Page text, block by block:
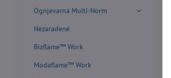
Ognjevarna Multi-Norm
Nezaradené
Bizflame™ Work
Modaflame™ Work